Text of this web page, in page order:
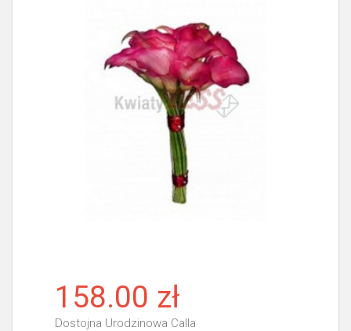
158.00 zł
Dostojna Urodzinowa Calla